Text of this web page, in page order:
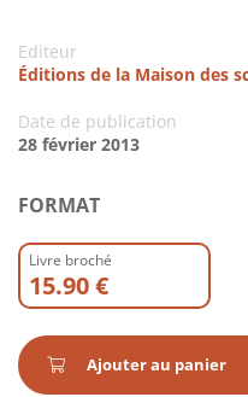
Editeur
Éditions de la Maison des
Date de publication
28 février 2013
FORMAT
Livre broché
15.90 €
Ajouter au panier